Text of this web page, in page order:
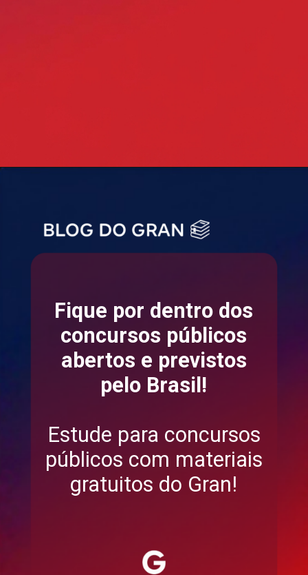
Fique por dentro dos
concursos públicos
abertos e previstos
pelo Brasil!
Estude para concursos
públicos com materiais
gratuitos do Gran!